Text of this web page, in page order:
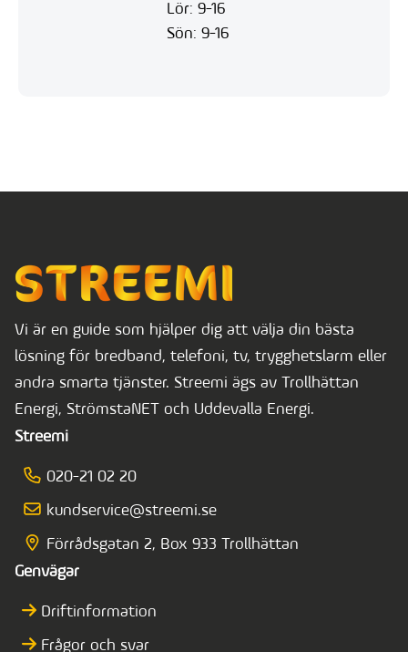
Lör: 9-16
Sön: 9-16
Vi är en guide som hjälper dig att välja din bästa
lösning för bredband, telefoni, tv, trygghetslarm eller
andra smarta tjänster. Streemi ägs av Trollhättan
Energi, StrömstaNET och Uddevalla Energi.
Streemi
020-21 02 20
kundservice@streemi.se
Förrådsgatan 2, Box 933 Trollhättan
Genvägar
Driftinformation
Frågor och svar